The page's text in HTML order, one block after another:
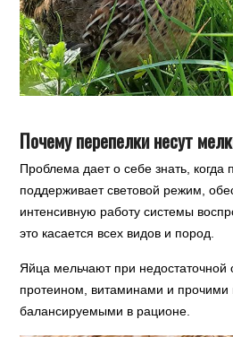
Почему перепелки несут
Проблема дает о себе знать, когда
поддерживает световой режим,
интенсивную работу системы
это касается всех видов и пород.
Яйца мельчают при недостаточной
протеином, витаминами и прочими
балансируемыми в рационе.